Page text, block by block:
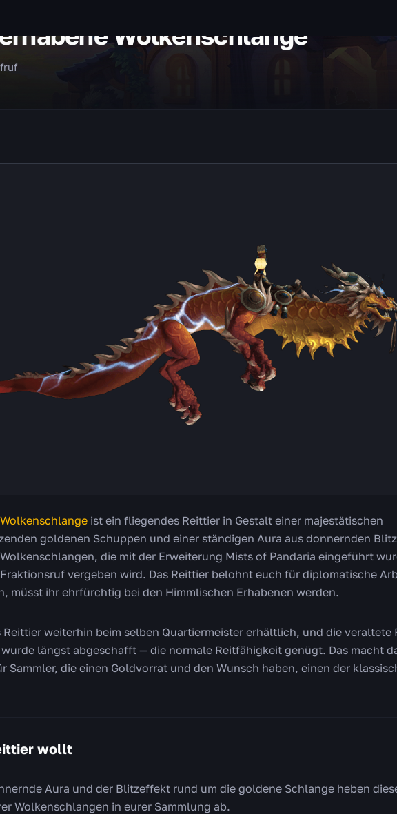
Wolkenschlange
ist ein fliegendes Reittier in Gestalt einer majestätischen
goldenen Schuppen und einer ständigen Aura aus donnernden
die mit der Erweiterung Mists of Pandaria eingeführt
vergeben wird. Das Reittier belohnt euch für diplomatische
müsst ihr ehrfürchtig bei den Himmlischen Erhabenen werden.
weiterhin beim selben Quartiermeister erhältlich, und die veraltete
längst abgeschafft — die normale Reitfähigkeit genügt. Das macht
Sammler, die einen Goldvorrat und den Wunsch haben, einen der
wollt
Aura und der Blitzeffekt rund um die goldene Schlange heben
Wolkenschlangen in eurer Sammlung ab.